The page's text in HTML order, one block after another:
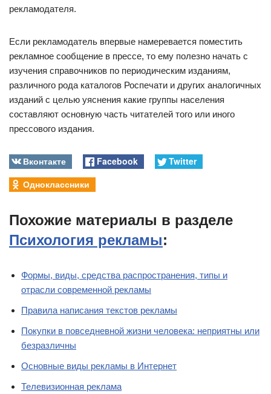
рекламодателя.
Если рекламодатель впервые намеревается поместить
рекламное сообщение в прессе, то ему полезно начать с
изучения справочников по периодическим изданиям,
различного рода каталогов Роспечати и других аналогичных
изданий с целью уяснения какие группы населения
составляют основную часть читателей того или иного
прессового издания.
Вконтакте Facebook
Twitter
Одноклассники
Похожие материалы в разделе
Психология рекламы:
Формы, виды, средства распространения, типы и
отрасли современной рекламы
Правила написания текстов рекламы
Покупки в повседневной жизни человека: неприятны или
безразличны
Основные виды рекламы в Интернет
Телевизионная реклама